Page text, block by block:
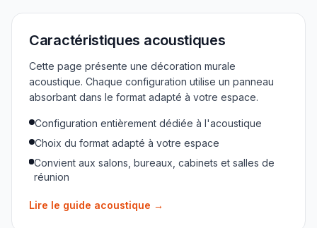
Caractéristiques acoustiques
Cette page présente une décoration murale
acoustique. Chaque configuration utilise un panneau
absorbant dans le format adapté à votre espace.
Configuration entièrement dédiée à l'acoustique
Choix du format adapté à votre espace
Convient aux salons, bureaux, cabinets et salles de
réunion
Lire le guide acoustique →